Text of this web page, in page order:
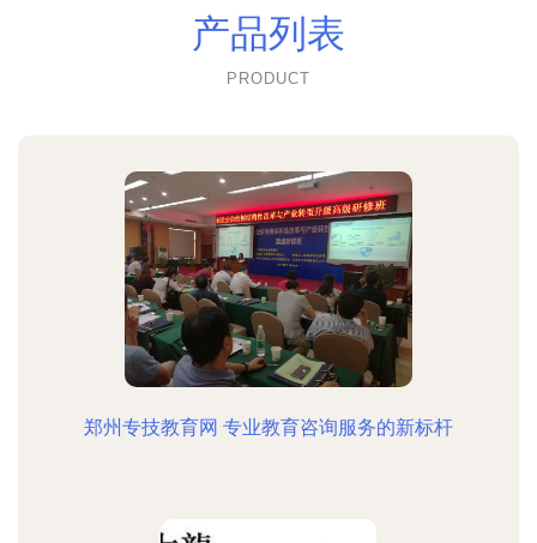
产品列表
PRODUCT
郑州专技教育网 专业教育咨询服务的新标杆